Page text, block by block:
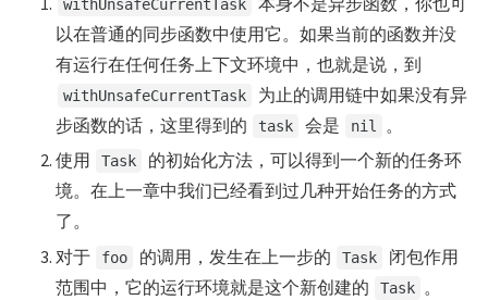
withUnsafeCurrentTask
以在普通的同步函数中使用它。如果当前的函数并没
有运行在任何任务上下文环境中，也就是说，到
withUnsafeCurrentTask
为止的调用链中如果没有异
步函数的话，这里得到的
task 会是 nil
。
使用
Task
的初始化方法，可以得到一个新的任务环
境。在上一章中我们已经看到过几种开始任务的方式
了。
对于
foo 的调用，发生在上一步的 Task
闭包作用
范围中，它的运行环境就是这个新创建的
Task 。